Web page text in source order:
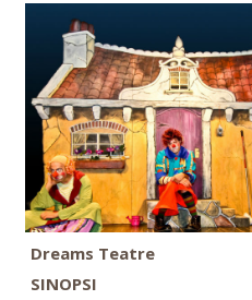
Dreams Teatre
SINOPSI